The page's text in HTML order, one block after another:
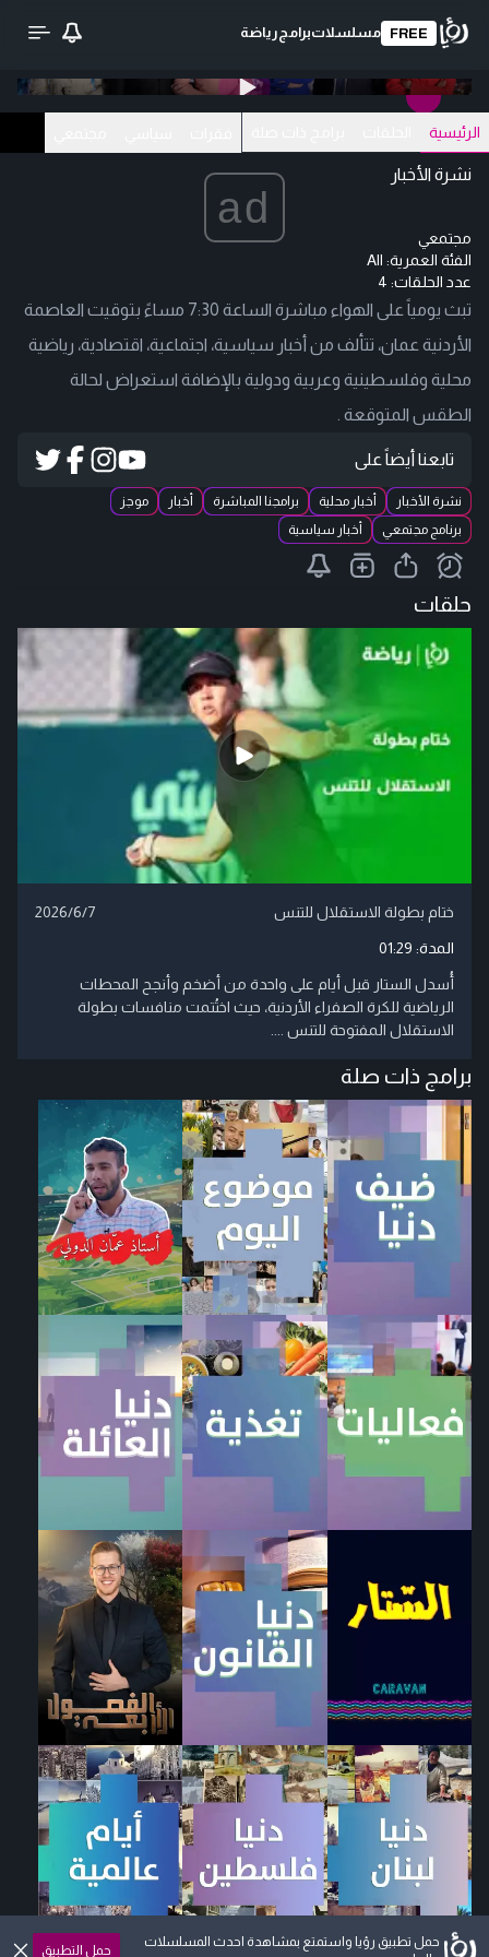
FREE مسلسلاتبرامج رياضة
تحميل الفيديو
الرئيسية
نشرة الأخبار
ad
مجتمعي
الفئة العمرية: All
عدد الحلقات: 4
تبث يومياً على الهواء مباشرة الساعة 7:30 مساءً بتوقيت العاصمة
الأردنية عمان، تتألف من أخبار سياسية، اجتماعية، اقتصادية، رياضية
محلية وفلسطينية وعربية ودولية بالإضافة استعراض لحالة
الطقس المتوقعة .
تابعنا أيضاً على
نشرة الأخبار أخبار محلية برامجنا المباشرة أخبار
موجز
برنامج مجتمعي
أخبار سياسية
حلقات
ختام بطولة الاستقلال للتنس 2026/6/7
المدة: 01:29
أُسدل الستار قبل أيام على واحدة من أضخم وأنجح المحطات
الرياضية للكرة الصفراء الأردنية، حيث اختُتمت منافسات بطولة
الاستقلال المفتوحة للتنس ....
برامج ذات صلة
حمل تطبيق رؤيا واستمتع بمشاهدة احدث المسلسلات
حمل التطبيق